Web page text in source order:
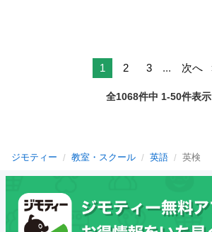
1 2 3 ... 次へ
全1068件中 1-50件表示
ジモティー 教室・スクール 英語 英検